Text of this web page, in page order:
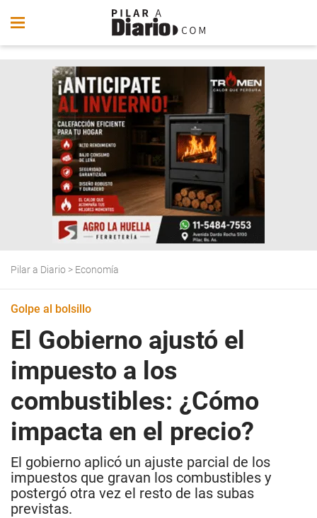
Pilar a Diario > Economía
Golpe al bolsillo
El Gobierno ajustó el
impuesto a los
combustibles: ¿Cómo
impacta en el precio?
El gobierno aplicó un ajuste parcial de los
impuestos que gravan los combustibles y
postergó otra vez el resto de las subas
previstas.